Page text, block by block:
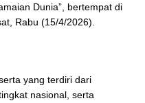
Dunia”, bertempat di
Rabu (15/4/2026).
yang terdiri dari
nasional, serta